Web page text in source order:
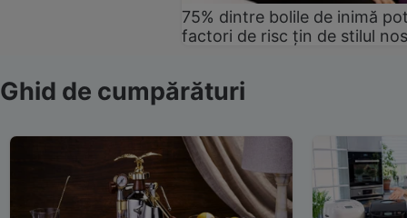
75% dintre bolile de inimă
factori de risc țin de stilul
Ghid de cumpărături